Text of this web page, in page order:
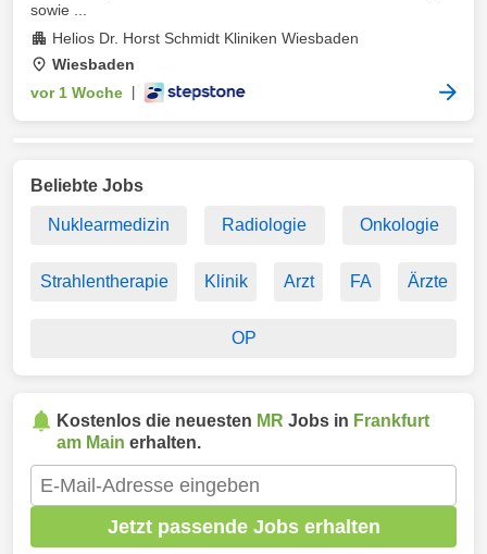
sowie ...
Helios Dr. Horst Schmidt Kliniken Wiesbaden
Wiesbaden
vor 1 Woche
Beliebte Jobs
Nuklearmedizin Radiologie Onkologie
Strahlentherapie Klinik Arzt FA Ärzte
OP
Kostenlos die neuesten MR Jobs in Frankfurt
am Main erhalten.
Jetzt passende Jobs erhalten